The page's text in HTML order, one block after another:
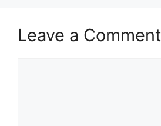
Leave a Comment